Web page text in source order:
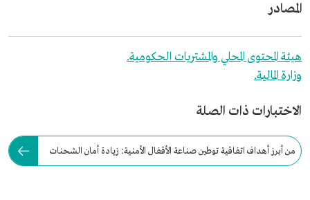
المصادر
هيئة المحتوى المحلي والمشتريات الحكومية.
وزارة المالية.
الاختبارات ذات الصلة
من أبرز أهداف اتفاقية توطين صناعة الأقفال الأمنية: زيادة أمان الشحنات